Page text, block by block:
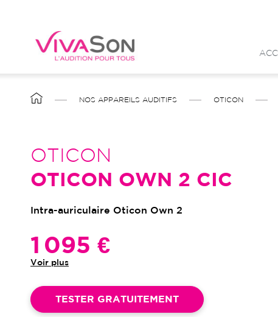
contenu
FIL
NOS APPAREILS AUDITIFS OTICON
OTICON
OTICON OWN 2 CIC
Intra-auriculaire Oticon Own 2
1 095 €
Voir plus
TESTER GRATUITEMENT